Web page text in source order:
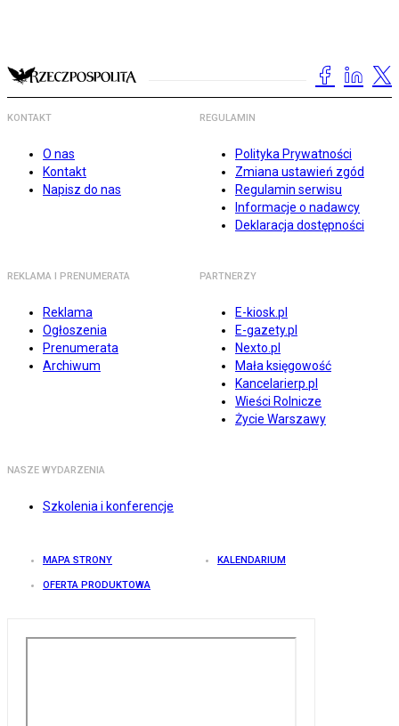
KONTAKT
O nas
Kontakt
Napisz do nas
REGULAMIN
Polityka Prywatności
Zmiana ustawień zgód
Regulamin serwisu
Informacje o nadawcy
Deklaracja dostępności
REKLAMA I PRENUMERATA
Reklama
Ogłoszenia
Prenumerata
Archiwum
PARTNERZY
E-kiosk.pl
E-gazety.pl
Nexto.pl
Mała księgowość
Kancelarierp.pl
Wieści Rolnicze
Życie Warszawy
NASZE WYDARZENIA
Szkolenia i konferencje
MAPA STRONY KALENDARIUM
OFERTA PRODUKTOWA